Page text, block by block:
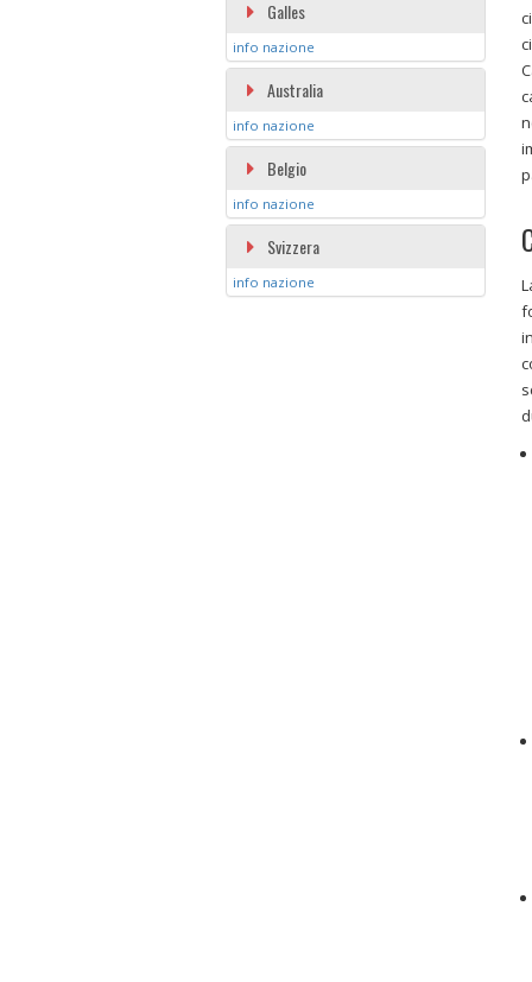
Galles
info nazione
Australia
info nazione
Belgio
info nazione
Svizzera
info nazione